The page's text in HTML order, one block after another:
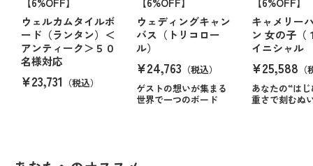
ウェルカムタイルボ
ード（ランタン）＜
アンティーク＞５０
名様対応
¥23,731 （税込）
ウェディングキャン
バス（トリコロー
ル）
¥24,763 （税込）
ゲストの想いが集まる
世界で一つのボード
キャメリー
ン 女の子（
イニシャル
¥25,588
あなたの“は
重さで刻むぬ